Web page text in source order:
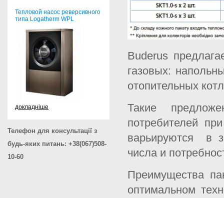
Тепловой насос реверсивного
типа Logatherm WPL
докладніше
Телефон для консультації з
будь-яких питань: +38(067)508-
10-60
Buderus
газовых:
отопительных
Такие
потребителей
варьируются в
числа и
Преимущества
оптимальном